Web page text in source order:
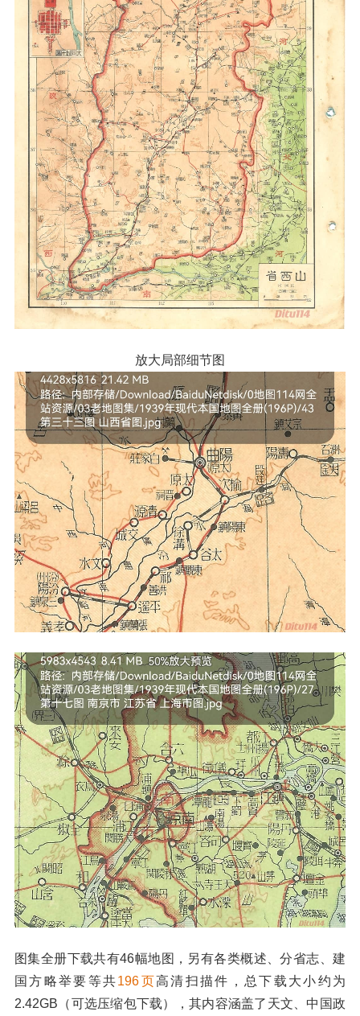
放大局部细节图
图集全册下载共有46幅地图，另有各类概述、分省志、建
国方略举要等共196页高清扫描件，总下载大小约为
2.42GB（可选压缩包下载），其内容涵盖了天文、中国政